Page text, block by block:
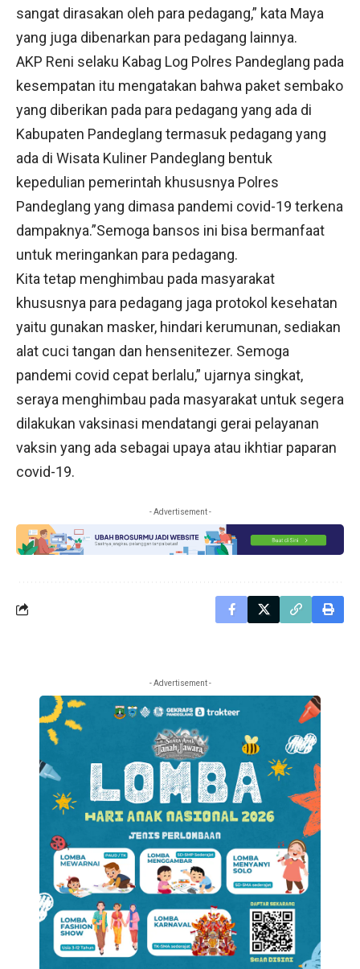
sangat dirasakan oleh para pedagang,” kata Maya
yang juga dibenarkan para pedagang lainnya.
AKP Reni selaku Kabag Log Polres Pandeglang pada
kesempatan itu mengatakan bahwa paket sembako
yang diberikan pada para pedagang yang ada di
Kabupaten Pandeglang termasuk pedagang yang
ada di Wisata Kuliner Pandeglang bentuk
kepedulian pemerintah khususnya Polres
Pandeglang yang dimasa pandemi covid-19 terkena
dampaknya.”Semoga bansos ini bisa bermanfaat
untuk meringankan para pedagang.
Kita tetap menghimbau pada masyarakat
khususnya para pedagang jaga protokol kesehatan
yaitu gunakan masker, hindari kerumunan, sediakan
alat cuci tangan dan hensenitezer. Semoga
pandemi covid cepat berlalu,” ujarnya singkat,
seraya menghimbau pada masyarakat untuk segera
dilakukan vaksinasi mendatangi gerai pelayanan
vaksin yang ada sebagai upaya atau ikhtiar paparan
covid-19.
- Advertisement -
- Advertisement -